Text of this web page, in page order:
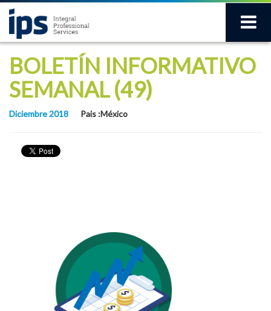
BOLETÍN INFORMATIVO
SEMANAL (49)
Diciembre 2018 Pais :México